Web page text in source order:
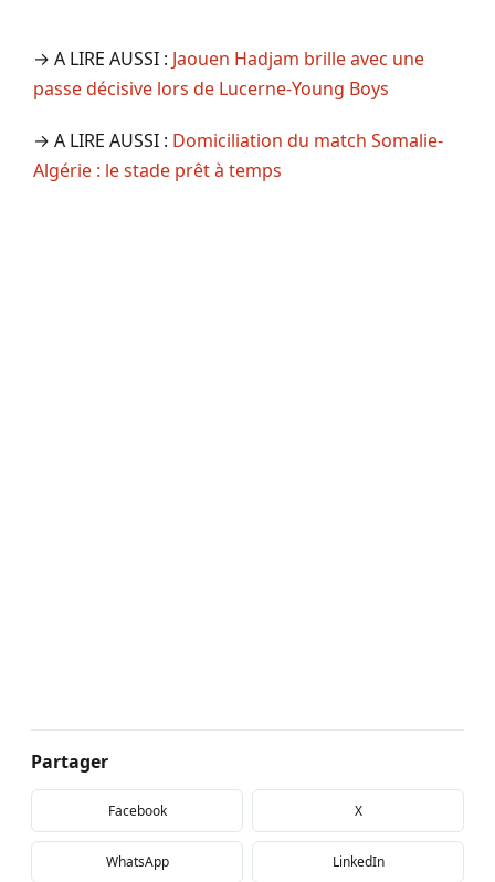
→ A LIRE AUSSI : Jaouen Hadjam brille avec une
passe décisive lors de Lucerne-Young Boys
→ A LIRE AUSSI : Domiciliation du match Somalie-
Algérie : le stade prêt à temps
Partager
Facebook X
WhatsApp LinkedIn